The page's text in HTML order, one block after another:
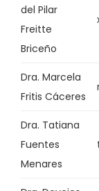
del Pilar
Freitte
Briceño
Dra. Marcela
Fritis Cáceres
Dra. Tatiana
Fuentes
Menares